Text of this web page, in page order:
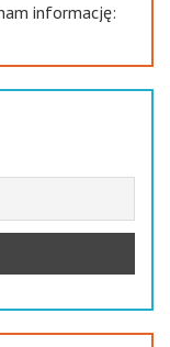
informację: